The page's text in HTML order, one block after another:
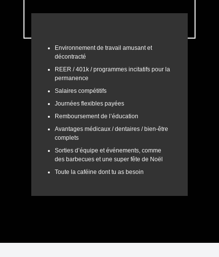
Environnement de travail amusant et
décontracté
REER / 401k / programmes incitatifs pour la
permanence
Salaires compétitifs
Journées flexibles payées
Remboursement de l’éducation
Avantages médicaux / dentaires / bien-être
complets
Sorties d’équipe et événements, comme
des barbecues et une super fête de Noël
Toute la caféine dont tu as besoin